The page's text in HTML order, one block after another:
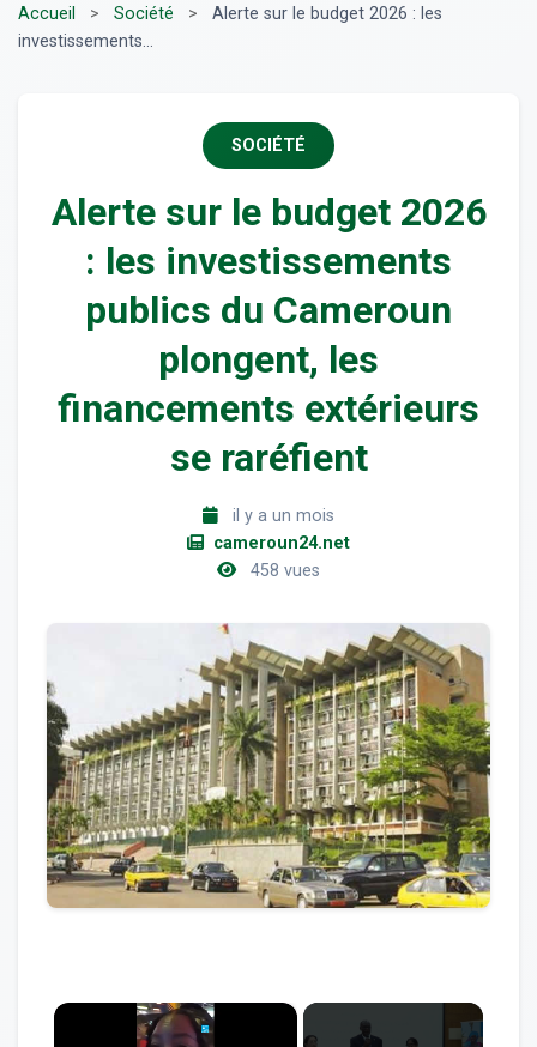
Accueil > Société >
Alerte sur le budget 2026 : les
investissements...
SOCIÉTÉ
Alerte sur le budget 2026
: les investissements
publics du Cameroun
plongent, les
financements extérieurs
se raréfient
il y a un mois
cameroun24.net
458 vues
×